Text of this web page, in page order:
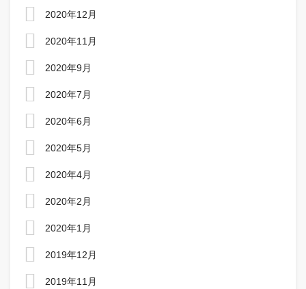
2020年12月
2020年11月
2020年9月
2020年7月
2020年6月
2020年5月
2020年4月
2020年2月
2020年1月
2019年12月
2019年11月